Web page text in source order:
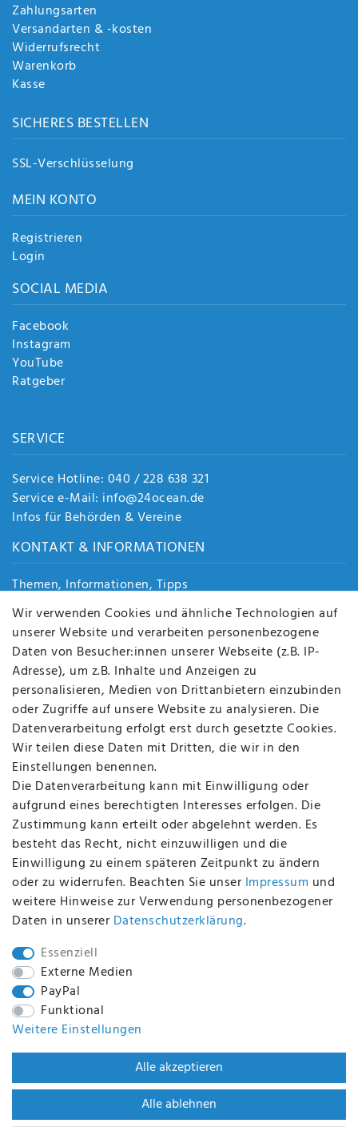
Zahlungsarten
Versandarten & -kosten
Widerrufsrecht
Warenkorb
Kasse
SICHERES BESTELLEN
SSL-Verschlüsselung
MEIN KONTO
Registrieren
Login
SOCIAL MEDIA
Facebook
Instagram
YouTube
Ratgeber
SERVICE
Service Hotline: 040 / 228 638 321
Service e-Mail: info@24ocean.de
Infos für Behörden & Vereine
KONTAKT & INFORMATIONEN
Themen, Informationen, Tipps
Jobs
Über uns
Kontakt
Datenschutz
AGB
FAQ
Batterieentsorgung
Altölverordnung
Impressum
BEQUEM UND SICHER BEZAHLEN MIT
BEI UNS SIND SIE SICHER!
WIR VERSENDEN MIT
WIR SIND ZERTIFIZIERT DURCH
Wir verwenden Cookies und ähnliche Technologien auf
unserer Website und verarbeiten personenbezogene
Daten von Besucher:innen unserer Webseite (z.B. IP-
Adresse), um z.B. Inhalte und Anzeigen zu
personalisieren, Medien von Drittanbietern einzubinden
oder Zugriffe auf unsere Website zu analysieren. Die
Datenverarbeitung erfolgt erst durch gesetzte Cookies.
Wir teilen diese Daten mit Dritten, die wir in den
Einstellungen benennen.
Die Datenverarbeitung kann mit Einwilligung oder
aufgrund eines berechtigten Interesses erfolgen. Die
Zustimmung kann erteilt oder abgelehnt werden. Es
besteht das Recht, nicht einzuwilligen und die
Einwilligung zu einem späteren Zeitpunkt zu ändern
oder zu widerrufen. Beachten Sie unser Impressum und
weitere Hinweise zur Verwendung personenbezogener
Daten in unserer Daten­schutz­erklärung.
Essenziell
Externe Medien
PayPal
Funktional
Weitere Einstellungen
Alle akzeptieren
Alle ablehnen